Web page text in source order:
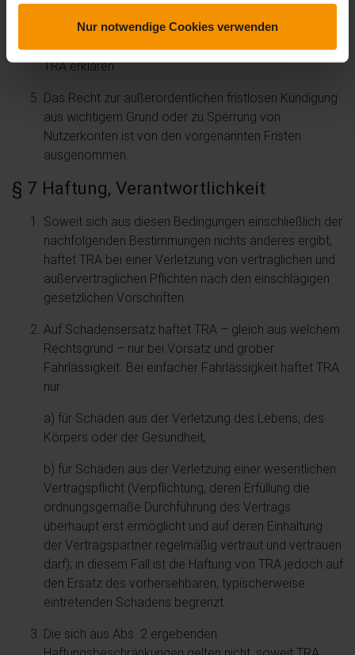
Nur notwendige Cookies verwenden
Schriftform an die im Impressum angegebene
Adresse, per Telefax an die dort angegebene
Faxnummer oder per E-Mail an die Mailadresse von
TRA erklären.
Das Recht zur außerordentlichen fristlosen Kündigung
aus wichtigem Grund oder zu Sperrung von
Nutzerkonten ist von den vorgenannten Fristen
ausgenommen.
§ 7 Haftung, Verantwortlichkeit
Soweit sich aus diesen Bedingungen einschließlich der
nachfolgenden Bestimmungen nichts anderes ergibt,
haftet TRA bei einer Verletzung von vertraglichen und
außervertraglichen Pflichten nach den einschlägigen
gesetzlichen Vorschriften.
Auf Schadensersatz haftet TRA – gleich aus welchem
Rechtsgrund – nur bei Vorsatz und grober
Fahrlässigkeit. Bei einfacher Fahrlässigkeit haftet TRA
nur
a) für Schäden aus der Verletzung des Lebens, des
Körpers oder der Gesundheit,
b) für Schäden aus der Verletzung einer wesentlichen
Vertragspflicht (Verpflichtung, deren Erfüllung die
ordnungsgemäße Durchführung des Vertrags
überhaupt erst ermöglicht und auf deren Einhaltung
der Vertragspartner regelmäßig vertraut und vertrauen
darf); in diesem Fall ist die Haftung von TRA jedoch auf
den Ersatz des vorhersehbaren, typischerweise
eintretenden Schadens begrenzt.
Die sich aus Abs. 2 ergebenden